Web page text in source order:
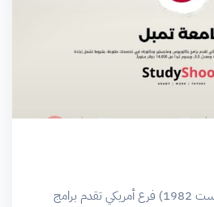
جامعة تمبل في اليابان (تأسست 1982) فرع أمريكي تقدم برامج